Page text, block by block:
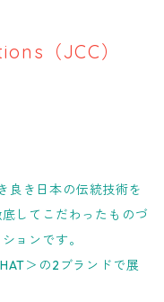
（JCC）
き日本の伝統技術を
してこだわったものづ
ョンです。
＞の2ブランドで展